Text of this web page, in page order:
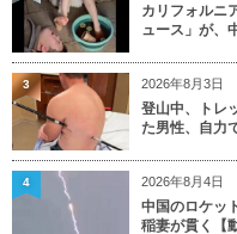
カリフォルニ
ュース」が、
2026年8月3日
登山中、トレ
た男性、自力
3
2026年8月4日
中国のロケッ
稲妻が貫く【
4